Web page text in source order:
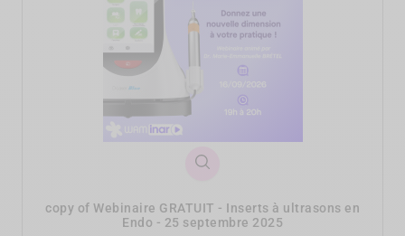
copy of Webinaire GRATUIT - Inserts à ultrasons en
Endo - 25 septembre 2025